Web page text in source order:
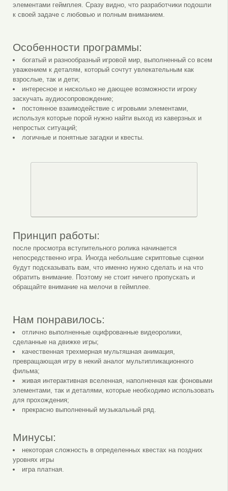
элементами геймплея. Сразу видно, что разработчики подошли
к своей задаче с любовью и полным вниманием.
Особенности программы:
богатый и разнообразный игровой мир, выполненный со всем
уважением к деталям, который сочтут увлекательным как
взрослые, так и дети;
интересное и нисколько не дающее возможности игроку
заскучать аудиосопровождение;
постоянное взаимодействие с игровыми элементами,
используя которые порой нужно найти выход из каверзных и
непростых ситуаций;
логичные и понятные загадки и квесты.
Принцип работы:
после просмотра вступительного ролика начинается
непосредственно игра. Иногда небольшие скриптовые сценки
будут подсказывать вам, что именно нужно сделать и на что
обратить внимание. Поэтому не стоит ничего пропускать и
обращайте внимание на мелочи в геймплее.
Нам понравилось:
отлично выполненные оцифрованные видеоролики,
сделанные на движке игры;
качественная трехмерная мультяшная анимация,
превращающая игру в некий аналог мультипликационного
фильма;
живая интерактивная вселенная, наполненная как фоновыми
элементами, так и деталями, которые необходимо использовать
для прохождения;
прекрасно выполненный музыкальный ряд.
Минусы:
некоторая сложность в определенных квестах на поздних
уровнях игры
игра платная.